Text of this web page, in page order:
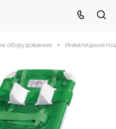
оборудование Инвалидные